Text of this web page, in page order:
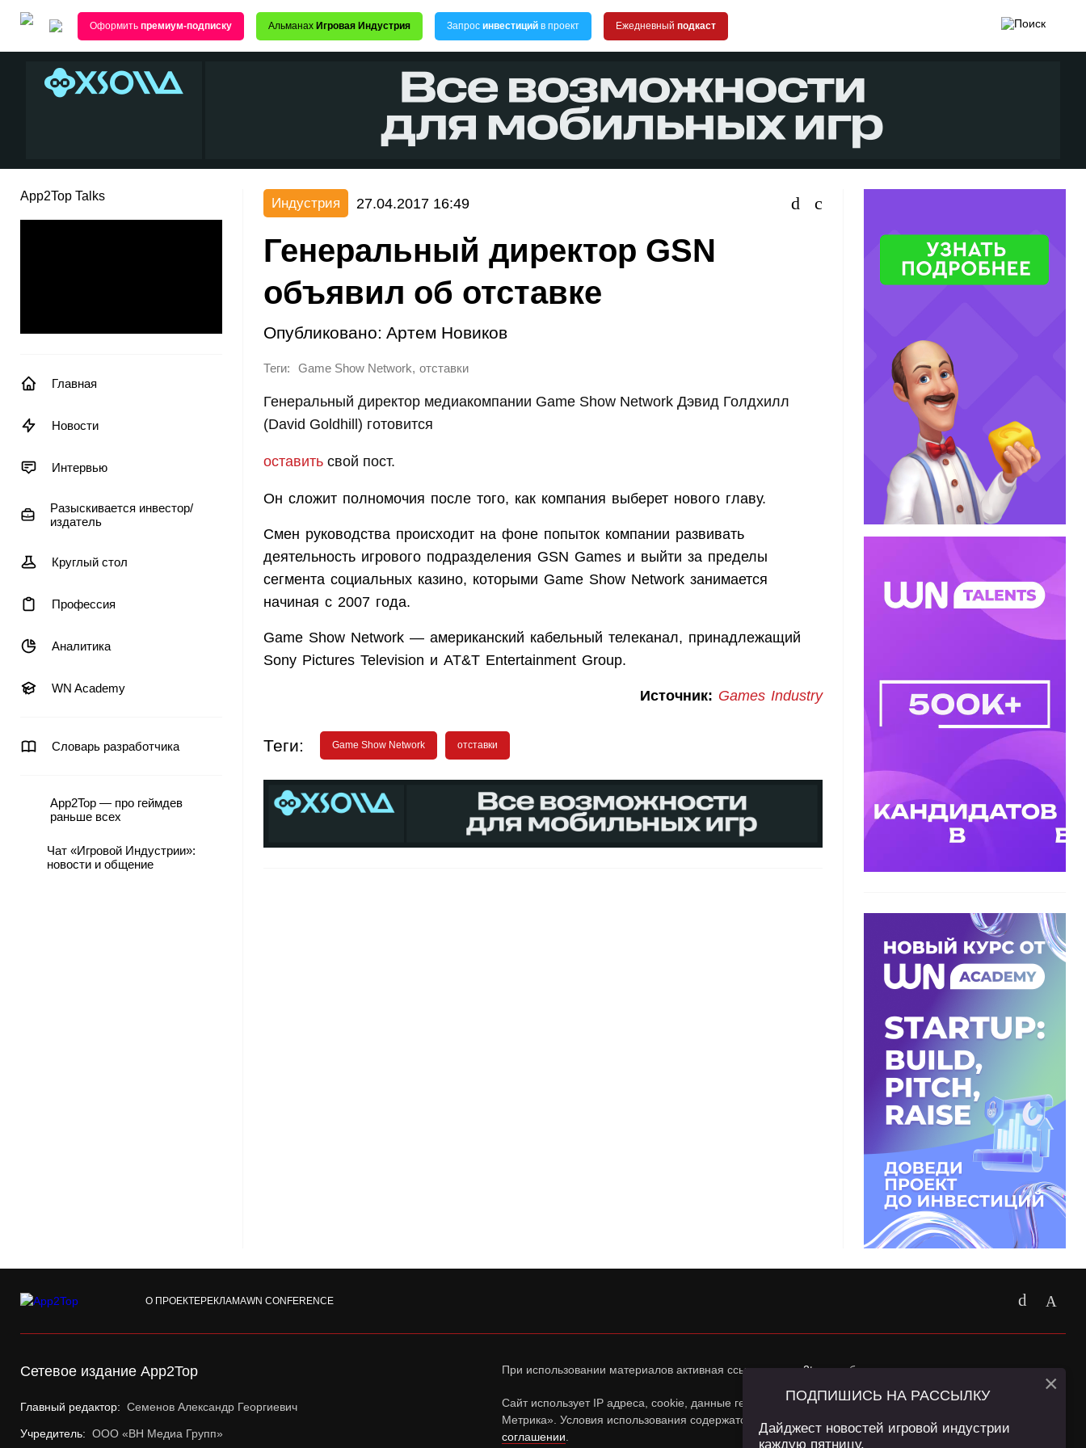
Оформить премиум-подписку Альманах Игровая Индустрия Запрос инвестиций в проект Ежедневный подкаст
App2Top Talks
Главная
Новости
Интервью
Разыскивается инвестор/
издатель
Круглый стол
Профессия
Аналитика
WN Academy
Словарь разработчика
App2Top — про геймдев
раньше всех
Чат «Игровой Индустрии»:
новости и общение
Индустрия 27.04.2017 16:49
Генеральный директор GSN
объявил об отставке
Опубликовано: Артем Новиков
Теги: Game Show Network, отставки
Генеральный директор медиакомпании Game Show Network Дэвид Голдхилл
(David Goldhill) готовится
оставить свой пост.
Он сложит полномочия после того, как компания выберет нового главу.
Смен руководства происходит на фоне попыток компании развивать
деятельность игрового подразделения GSN Games и выйти за пределы
сегмента социальных казино, которыми Game Show Network занимается
начиная с 2007 года.
Game Show Network — американский кабельный телеканал, принадлежащий
Sony Pictures Television и AT&T Entertainment Group.
Источник: Games Industry
Теги: Game Show Network отставки
О ПРОЕКТЕРЕКЛАМАWN CONFERENCE
Сетевое издание App2Top
Главный редактор: Семенов Александр Георгиевич
Учредитель: ООО «ВН Медиа Групп»
При использовании материалов активная ссылка наapp2top.ruобязательна.
Сайт использует IP адреса, cookie, данные геолокации Пользователей сайта и сервис «Яндекс
Метрика». Условия использования содержатся в
Политике конфиденциальностии
соглашении
ПОДПИШИСЬ НА РАССЫЛКУ
Дайджест новостей игровой индустрии
каждую пятницу.
×